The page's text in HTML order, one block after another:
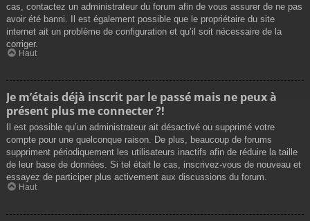
cas, contactez un administrateur du forum afin de vous assurer de ne pas
avoir été banni. Il est également possible que le propriétaire du site
internet ait un problème de configuration et qu’il soit nécessaire de la
corriger.
Haut
Je m’étais déjà inscrit par le passé mais ne peux à
présent plus me connecter ?!
Il est possible qu’un administrateur ait désactivé ou supprimé votre
compte pour une quelconque raison. De plus, beaucoup de forums
suppriment périodiquement les utilisateurs inactifs afin de réduire la taille
de leur base de données. Si tel était le cas, inscrivez-vous de nouveau et
essayez de participer plus activement aux discussions du forum.
Haut